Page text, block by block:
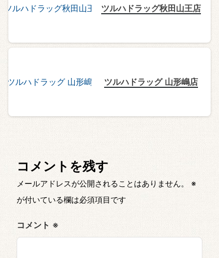
ツルハドラッグ秋田山王店
ツルハドラッグ 山形嶋店
コメントを残す
メールアドレスが公開されることはありません。
※
が付いている欄は必須項目です
コメント ※